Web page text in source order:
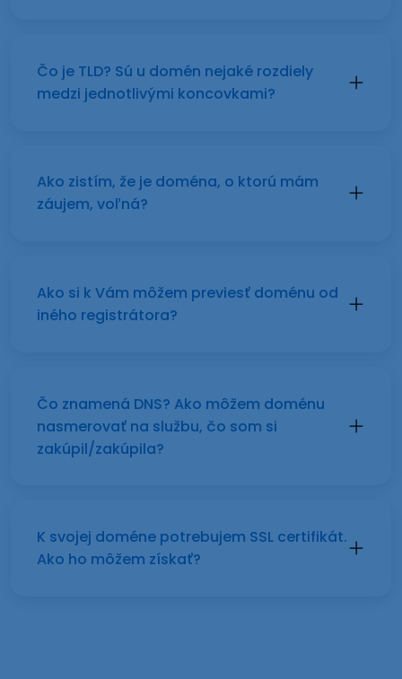
Čo je TLD? Sú u domén nejaké rozdiely
medzi jednotlivými koncovkami?
Ako zistím, že je doména, o ktorú mám
záujem, voľná?
Ako si k Vám môžem previesť doménu od
iného registrátora?
Čo znamená DNS? Ako môžem doménu
nasmerovať na službu, čo som si
zakúpil/zakúpila?
K svojej doméne potrebujem SSL certifikát.
Ako ho môžem získať?